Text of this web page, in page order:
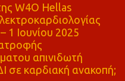
W4O Hellas
1 Ιουνίου 2025
απινιδωτή
σε καρδιακή ανακοπή;